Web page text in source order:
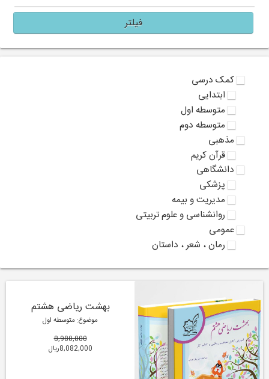
فیلتر
کمک درسی
ابتدایی
متوسطه اول
متوسطه دوم
مذهبی
قرآن کریم
دانشگاهی
پزشکی
مدیریت و بیمه
روانشناسی و علوم تربیتی
عمومی
رمان ، شعر ، داستان
بهشت ریاضی هشتم
موضوع: متوسطه اول
8,980,000
8,082,000ریال